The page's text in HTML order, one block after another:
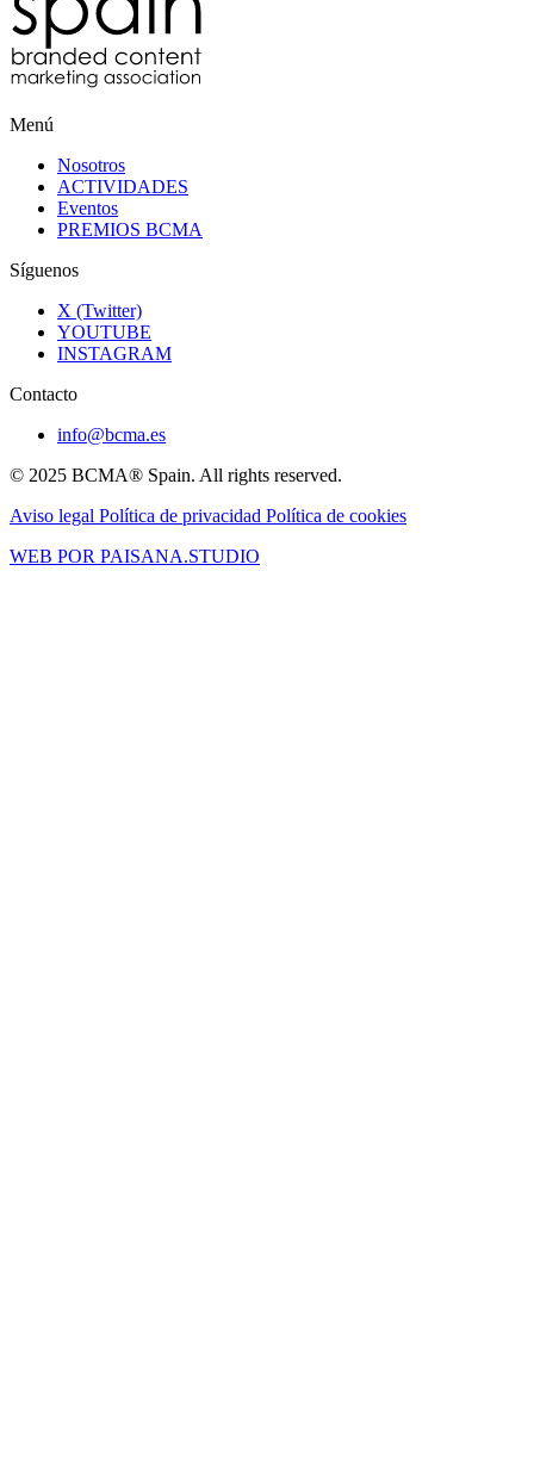
Menú
Nosotros
ACTIVIDADES
Eventos
PREMIOS BCMA
Síguenos
X (Twitter)
YOUTUBE
INSTAGRAM
Contacto
info@bcma.es
© 2025 BCMA® Spain. All rights reserved.
Aviso legal Política de privacidad Política de cookies
WEB POR PAISANA.STUDIO